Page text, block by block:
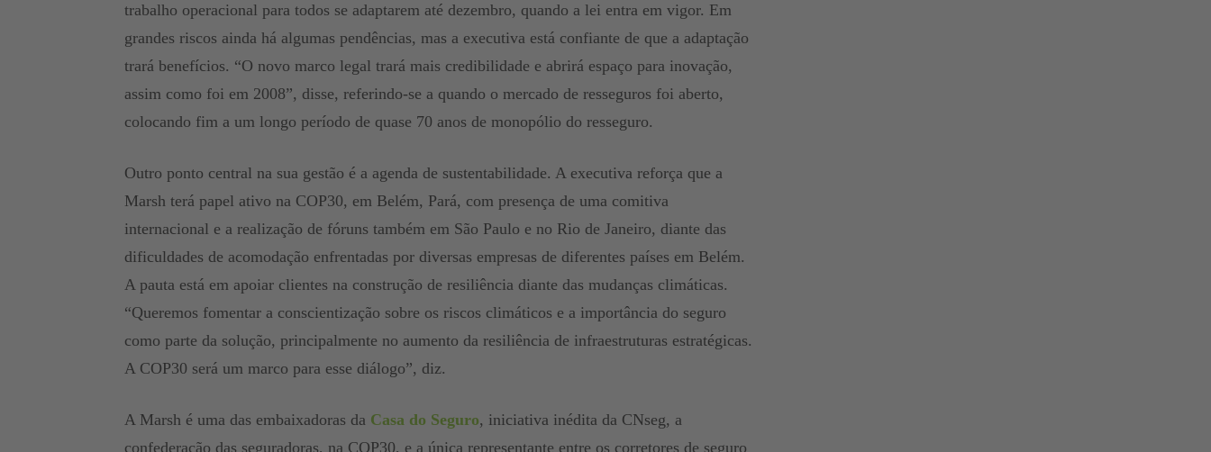
trabalho operacional para todos se adaptarem até dezembro, quando a lei entra em vigor. Em
grandes riscos ainda há algumas pendências, mas a executiva está confiante de que a adaptação
trará benefícios. “O novo marco legal trará mais credibilidade e abrirá espaço para inovação,
assim como foi em 2008”, disse, referindo-se a quando o mercado de resseguros foi aberto,
colocando fim a um longo período de quase 70 anos de monopólio do resseguro.
Outro ponto central na sua gestão é a agenda de sustentabilidade. A executiva reforça que a
Marsh terá papel ativo na COP30, em Belém, Pará, com presença de uma comitiva
internacional e a realização de fóruns também em São Paulo e no Rio de Janeiro, diante das
dificuldades de acomodação enfrentadas por diversas empresas de diferentes países em Belém.
A pauta está em apoiar clientes na construção de resiliência diante das mudanças climáticas.
“Queremos fomentar a conscientização sobre os riscos climáticos e a importância do seguro
como parte da solução, principalmente no aumento da resiliência de infraestruturas estratégicas.
A COP30 será um marco para esse diálogo”, diz.
A Marsh é uma das embaixadoras da Casa do Seguro, iniciativa inédita da CNseg, a
confederação das seguradoras, na COP30, e a única representante entre os corretores de seguro